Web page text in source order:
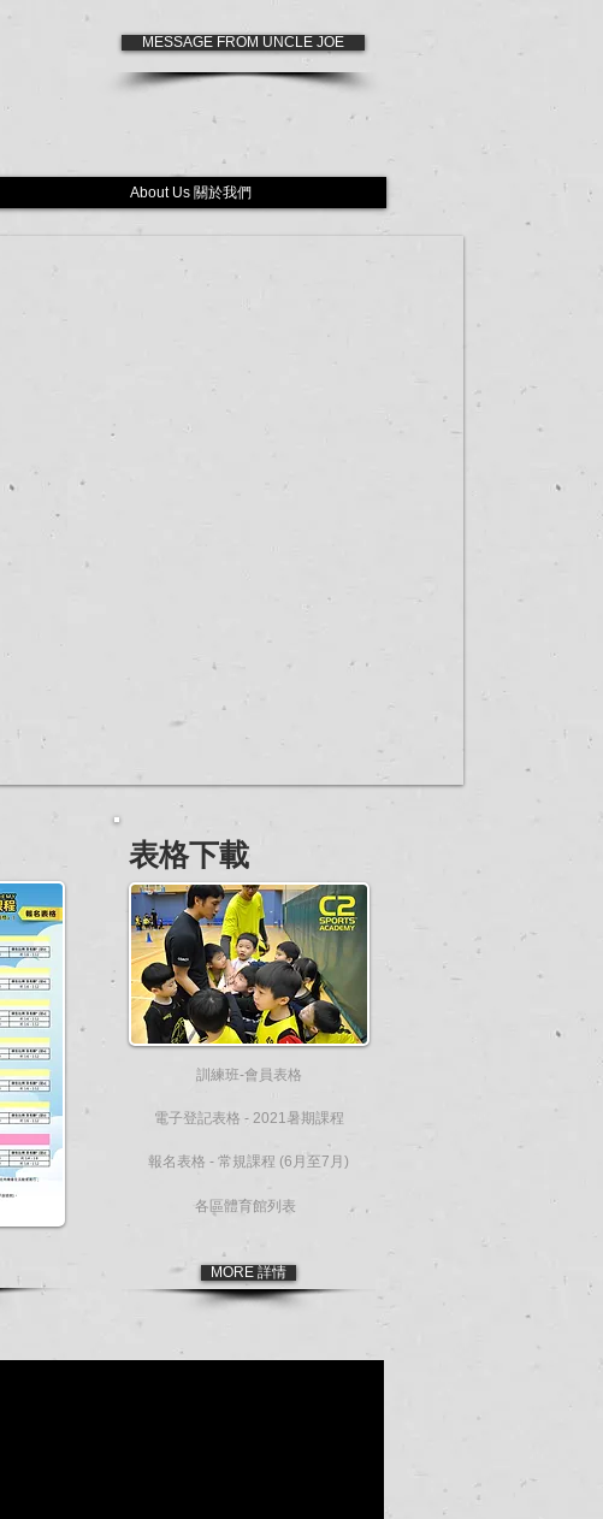
MESSAGE FROM UNCLE JOE
表格下載
訓練班-會員表格
電子登記表格 - 2021暑期課程
報名表格 - 常規課程 (6月至7月)
各區體育館列表
MORE 詳情
About Us 關於我們